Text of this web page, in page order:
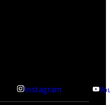
Instagram